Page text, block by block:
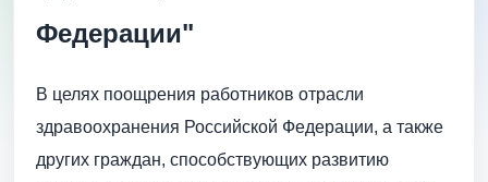
Федерации"
В целях поощрения работников отрасли
здравоохранения Российской Федерации, а также
других граждан, способствующих развитию